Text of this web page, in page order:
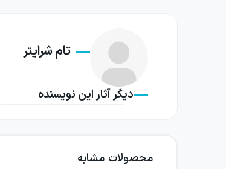
تام شرایتر
دیگر آثار این نویسنده
محصولات مشابه